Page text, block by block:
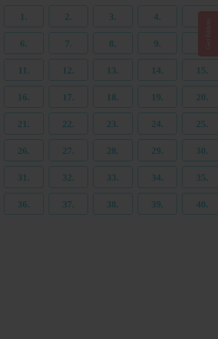
1. 2. 3. 4.
6. 7. 8. 9. 10.
11. 12. 13. 14. 15.
16. 17. 18. 19. 20.
21. 22. 23. 24. 25.
26. 27. 28. 29. 30.
31. 32. 33. 34. 35.
36. 37. 38. 39. 40.